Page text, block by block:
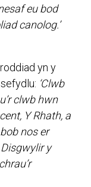
eu bod
canolog.’
yn y
‘Clwb
clwb hwn
Y Rhath, a
nos er
y